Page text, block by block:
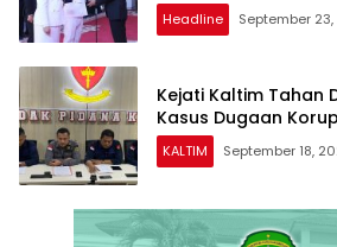
Headline September
Kejati Kaltim Tahan
Kasus Dugaan
KALTIM September 18,